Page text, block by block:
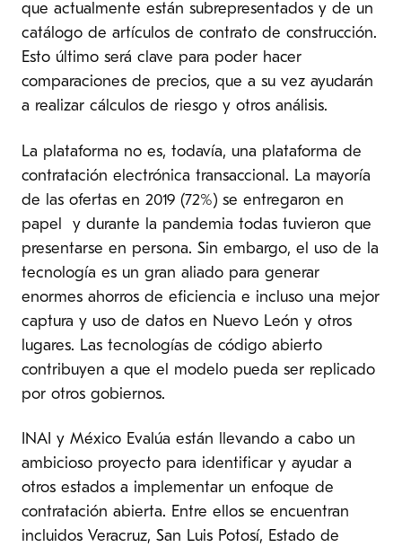
que actualmente están subrepresentados y de un
catálogo de artículos de contrato de construcción.
Esto último será clave para poder hacer
comparaciones de precios, que a su vez ayudarán
a realizar cálculos de riesgo y otros análisis.
La plataforma no es, todavía, una plataforma de
contratación electrónica transaccional. La mayoría
de las ofertas en 2019 (72%) se entregaron en
papel y durante la pandemia todas tuvieron que
presentarse en persona. Sin embargo, el uso de la
tecnología es un gran aliado para generar
enormes ahorros de eficiencia e incluso una mejor
captura y uso de datos en Nuevo León y otros
lugares. Las tecnologías de código abierto
contribuyen a que el modelo pueda ser replicado
por otros gobiernos.
INAI y México Evalúa están llevando a cabo un
ambicioso proyecto para identificar y ayudar a
otros estados a implementar un enfoque de
contratación abierta. Entre ellos se encuentran
incluidos Veracruz, San Luis Potosí, Estado de